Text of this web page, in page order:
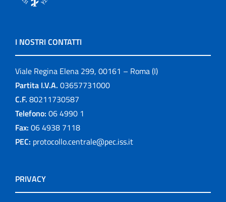
I NOSTRI CONTATTI
Viale Regina Elena 299, 00161 – Roma (I)
Partita I.V.A. 03657731000
C.F. 80211730587
Telefono: 06 4990 1
Fax: 06 4938 7118
PEC: protocollo.centrale@pec.iss.it
PRIVACY